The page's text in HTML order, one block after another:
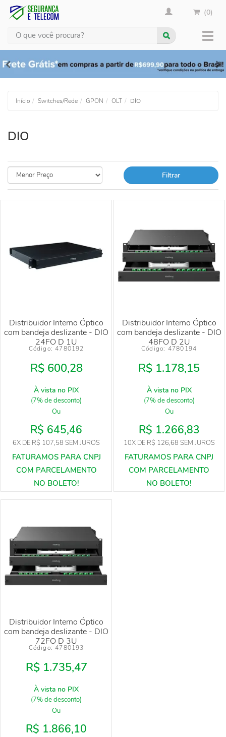
(0)
Busca
Início Switches/Rede GPON OLT DIO
DIO
Filtrar
Distribuidor Interno Óptico
com bandeja deslizante - DIO
24FO D 1U
Código: 4780192
R$ 600,28
À vista no PIX
(7% de desconto)
Ou
R$ 645,46
6X DE R$ 107,58 SEM JUROS
Distribuidor Interno Óptico
com bandeja deslizante - DIO
48FO D 2U
Código: 4780194
R$ 1.178,15
À vista no PIX
(7% de desconto)
Ou
R$ 1.266,83
10XDE R$ 126,68 SEM JUROS
Distribuidor Interno Óptico
com bandeja deslizante - DIO
72FO D 3U
Código: 4780193
R$ 1.735,47
À vista no PIX
(7% de desconto)
Ou
R$ 1.866,10